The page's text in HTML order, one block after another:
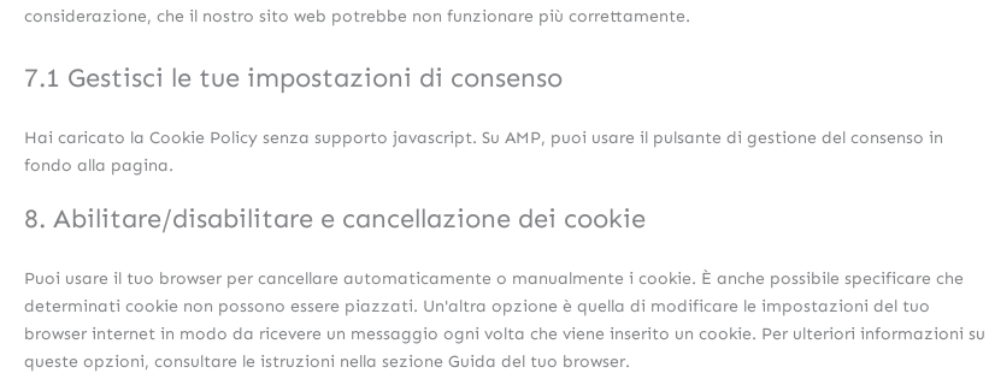
considerazione, che il nostro sito web potrebbe non funzionare più correttamente.
7.1 Gestisci le tue impostazioni di consenso
Hai caricato la Cookie Policy senza supporto javascript. Su AMP, puoi usare il pulsante di gestione del consenso in
fondo alla pagina.
8. Abilitare/disabilitare e cancellazione dei cookie
Puoi usare il tuo browser per cancellare automaticamente o manualmente i cookie. È anche possibile specificare che
determinati cookie non possono essere piazzati. Un'altra opzione è quella di modificare le impostazioni del tuo
browser internet in modo da ricevere un messaggio ogni volta che viene inserito un cookie. Per ulteriori informazioni su
queste opzioni, consultare le istruzioni nella sezione Guida del tuo browser.